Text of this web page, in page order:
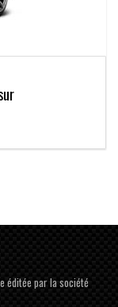
éditée par la société